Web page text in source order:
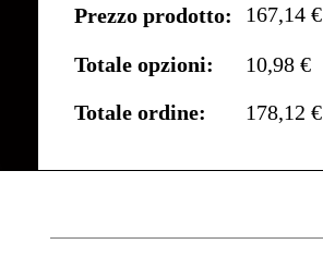
Prezzo prodotto: 167,14 €
Totale opzioni:
10,98 €
Totale ordine:
178,12 €